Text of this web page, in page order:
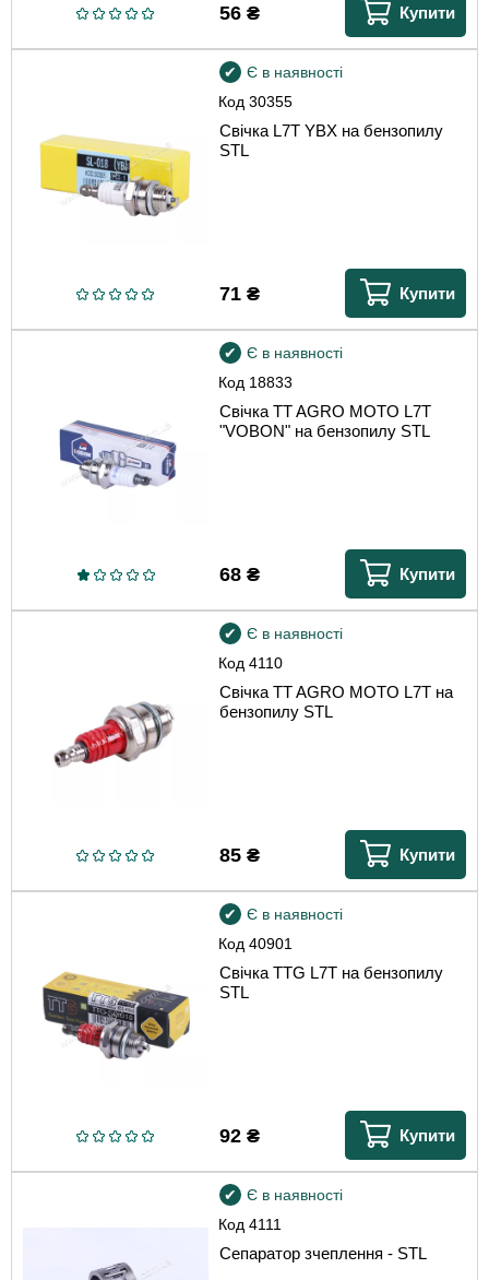
56₴ Купити
Код30355
Є в наявності
Свічка L7T YBX на бензопилу
STL
71₴ Купити
Код 18833
Є в наявності
Свічка TT AGRO MOTO L7T
"VOBON" на бензопилу STL
68₴ Купити
Код4110
Є в наявності
Свічка TT AGRO MOTO L7T на
бензопилу STL
85₴ Купити
Код40901
Є в наявності
Свічка TTG L7T на бензопилу
STL
92₴ Купити
Код4111
Є в наявності
Сепаратор зчеплення - STL